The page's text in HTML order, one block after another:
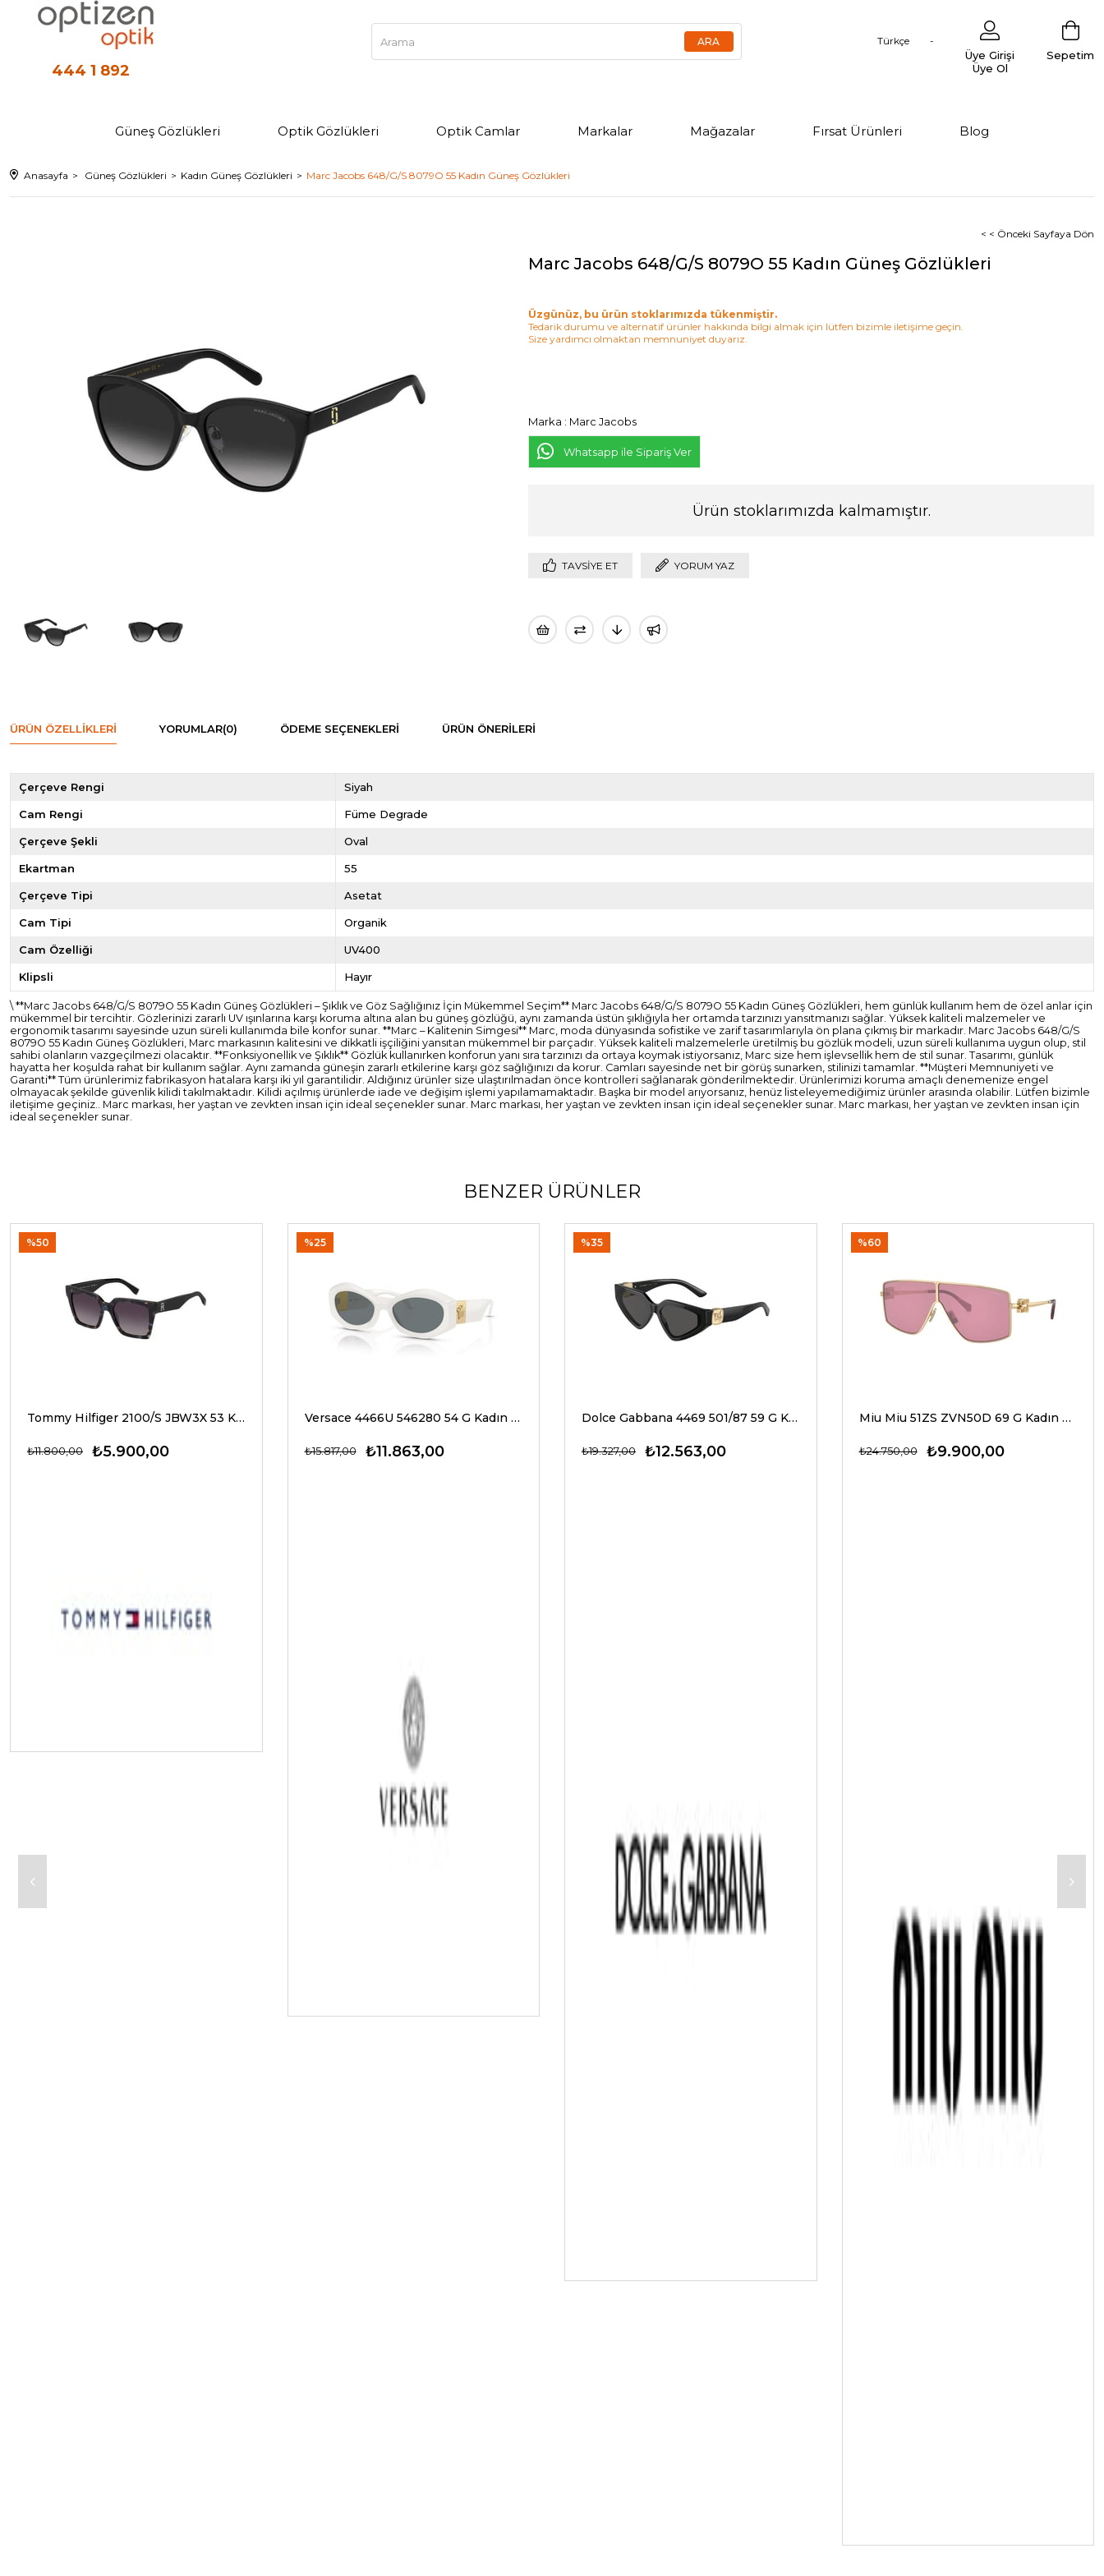
444 1 892
Türkçe
Sepetim
Üye Girişi
Üye Ol
Güneş Gözlükleri Optik Gözlükleri Optik Camlar Markalar Mağazalar Fırsat Ürünleri Blog
Anasayfa Güneş Gözlükleri Kadın Güneş Gözlükleri Marc Jacobs 648/G/S 8079O 55 Kadın Güneş Gözlükleri
< < Önceki Sayfaya Dön
Marc Jacobs 648/G/S 8079O 55 Kadın Güneş Gözlükleri
Üzgünüz, bu ürün stoklarımızda tükenmiştir.
Tedarik durumu ve alternatif ürünler hakkında bilgi almak için lütfen bizimle iletişime geçin.
Size yardımcı olmaktan memnuniyet duyarız.
Marka : Marc Jacobs
Whatsapp ile Sipariş Ver
Ürün stoklarımızda kalmamıştır.
TAVSIYE ET YORUM YAZ
ÜRÜN ÖZELLIKLERI YORUMLAR(0) ÖDEME SEÇENEKLERI ÜRÜN ÖNERILERI
Çerçeve Rengi Siyah
Cam Rengi Füme Degrade
Çerçeve Şekli Oval
Ekartman 55
Çerçeve Tipi Asetat
Cam Tipi Organik
Cam Özelliği UV400
Klipsli Hayır
\ **Marc Jacobs 648/G/S 8079O 55 Kadın Güneş Gözlükleri – Şıklık ve Göz Sağlığınız İçin Mükemmel Seçim** Marc Jacobs 648/G/S 8079O 55 Kadın Güneş Gözlükleri, hem günlük kullanım hem de özel anlar için
mükemmel bir tercihtir. Gözlerinizi zararlı UV ışınlarına karşı koruma altına alan bu güneş gözlüğü, aynı zamanda üstün şıklığıyla her ortamda tarzınızı yansıtmanızı sağlar. Yüksek kaliteli malzemeler ve
ergonomik tasarımı sayesinde uzun süreli kullanımda bile konfor sunar. **Marc – Kalitenin Simgesi** Marc, moda dünyasında sofistike ve zarif tasarımlarıyla ön plana çıkmış bir markadır. Marc Jacobs 648/G/S
8079O 55 Kadın Güneş Gözlükleri, Marc markasının kalitesini ve dikkatli işçiliğini yansıtan mükemmel bir parçadır. Yüksek kaliteli malzemelerle üretilmiş bu gözlük modeli, uzun süreli kullanıma uygun olup, stil
sahibi olanların vazgeçilmezi olacaktır. **Fonksiyonellik ve Şıklık** Gözlük kullanırken konforun yanı sıra tarzınızı da ortaya koymak istiyorsanız, Marc size hem işlevsellik hem de stil sunar. Tasarımı, günlük
hayatta her koşulda rahat bir kullanım sağlar. Aynı zamanda güneşin zararlı etkilerine karşı göz sağlığınızı da korur. Camları sayesinde net bir görüş sunarken, stilinizi tamamlar. **Müşteri Memnuniyeti ve
Garanti** Tüm ürünlerimiz fabrikasyon hatalara karşı iki yıl garantilidir. Aldığınız ürünler size ulaştırılmadan önce kontrolleri sağlanarak gönderilmektedir. Ürünlerimizi koruma amaçlı denemenize engel
olmayacak şekilde güvenlik kilidi takılmaktadır. Kilidi açılmış ürünlerde iade ve değişim işlemi yapılamamaktadır. Başka bir model arıyorsanız, henüz listeleyemediğimiz ürünler arasında olabilir. Lütfen bizimle
iletişime geçiniz.. Marc markası, her yaştan ve zevkten insan için ideal seçenekler sunar. Marc markası, her yaştan ve zevkten insan için ideal seçenekler sunar. Marc markası, her yaştan ve zevkten insan için
ideal seçenekler sunar.
BENZER ÜRÜNLER
Tommy Hilfiger 2100/S JBW3X 53 Kadın Güneş Gözlükleri
₺5.900,00
₺11.800,00
%50
Versace 4466U 546280 54 G Kadın Güneş Gözlükleri
₺11.863,00
₺15.817,00
%25
Dolce Gabbana 4469 501/87 59 G Kadın Güneş Gözlükleri
₺12.563,00
₺19.327,00
%35
Miu Miu 51ZS ZVN50D 69 G Kadın Güneş Gözlükleri
₺9.900,00
₺24.750,00
%60